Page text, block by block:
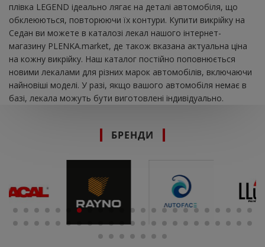
плівка LEGEND ідеально лягає на деталі автомобіля, що
обклеюються, повторюючи їх контури. Купити викрійку на
Седан ви можете в каталозі лекал нашого інтернет-
магазину PLENKA.market, де також вказана актуальна ціна
на кожну викрійку. Наш каталог постійно поповнюється
новими лекалами для різних марок автомобілів, включаючи
найновіші моделі. У разі, якщо вашого автомобіля немає в
базі, лекала можуть бути виготовлені індивідуально.
БРЕНДИ